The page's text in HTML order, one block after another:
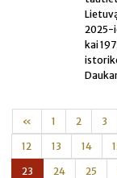
2025-
kai
« 1 2 3
12 13 14
23 24 25